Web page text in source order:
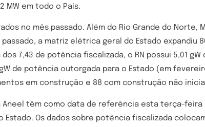
MW em todo o País.
no mês passado. Além do Rio Grande do Norte,
a matriz elétrica geral do Estado expandiu
7,43 de potência fiscalizada, o RN possui 5,01
de potência outorgada para o Estado (em
em construção e 88 com construção não
Aneel têm como data de referência esta terça-feira
Os dados sobre potência fiscalizada